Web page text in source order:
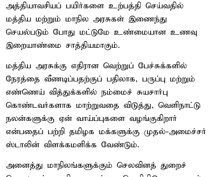
அத்தியாவசியப் பயிர்களை உற்பத்தி செய்வதில்
மத்திய மற்றும் மாநில அரசுகள் இணைந்து
செயல்படும் போது மட்டுமே உண்மையான உணவு
இறையாண்மை சாத்தியமாகும்.
மத்திய அரசுக்கு எதிரான வெற்றுப் பேச்சுக்களில்
நேரத்தை வீணடிப்பதற்குப் பதிலாக, பருப்பு மற்றும்
எண்ணெய் வித்துக்களில் நம்மைச் சுயசார்பு
கொண்டவர்களாக மாற்றுவதை விடுத்து, வெளிநாட்டு
நலன்களுக்கு ஏன் வாய்ப்புகளை வழங்குகிறார்
என்பதைப் பற்றி தமிழக மக்களுக்கு முதல்-அமைச்சர்
ஸ்டாலின் விளக்கமளிக்க வேண்டும்.
அனைத்து மாநிலங்களுக்கும் செலவினத் துறைச்